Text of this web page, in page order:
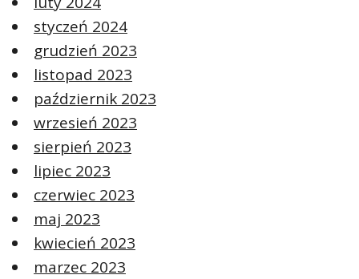
styczeń 2024
grudzień 2023
listopad 2023
październik 2023
wrzesień 2023
sierpień 2023
lipiec 2023
czerwiec 2023
maj 2023
kwiecień 2023
marzec 2023